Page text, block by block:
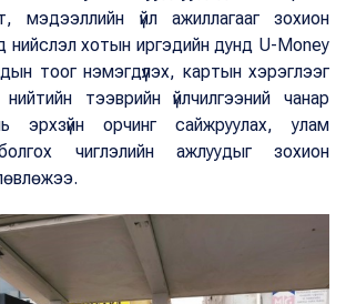
мэдээллийн үйл ажиллагааг зохион
нийслэл хотын иргэдийн дунд U-Money
тоог нэмэгдүүлэх, картын хэрэглээг
нийтийн тээврийн үйлчилгээний чанар
эрхзүйн орчинг сайжруулах, улам
чиглэлийн ажлуудыг зохион